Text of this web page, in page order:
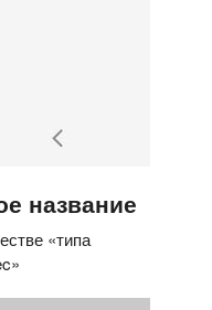
название
«типа